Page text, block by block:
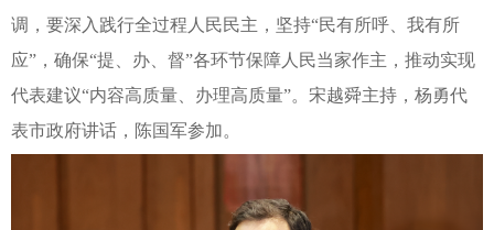
调，要深入践行全过程人民民主，坚持“民有所呼、我有所
应”，确保“提、办、督”各环节保障人民当家作主，推动实现
代表建议“内容高质量、办理高质量”。宋越舜主持，杨勇代
表市政府讲话，陈国军参加。